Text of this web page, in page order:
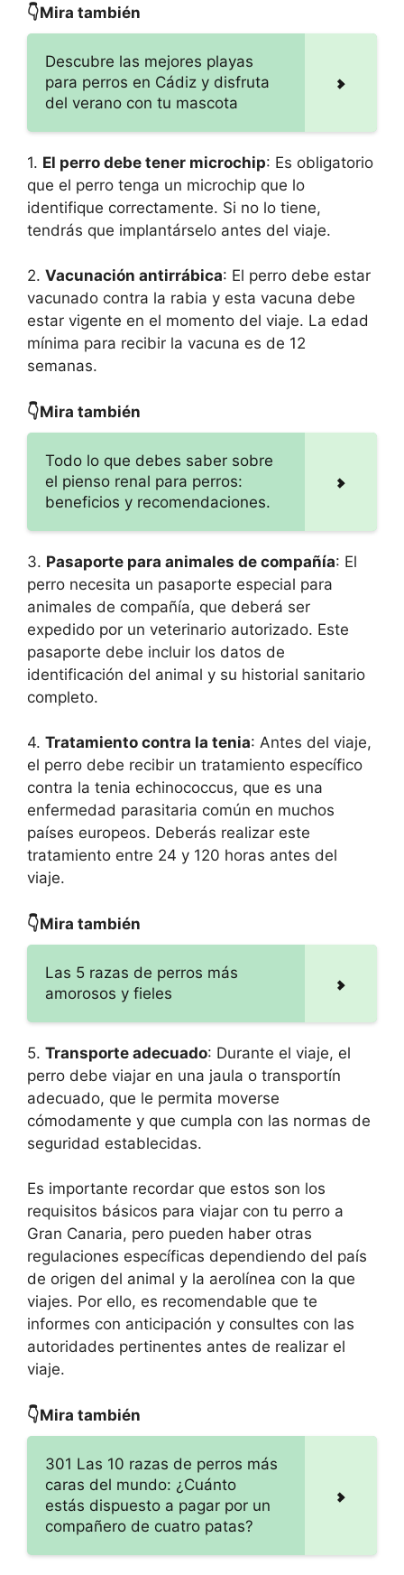
👇Mira también
Descubre las mejores playas
para perros en Cádiz y disfruta
del verano con tu mascota
1. El perro debe tener microchip: Es obligatorio
que el perro tenga un microchip que lo
identifique correctamente. Si no lo tiene,
tendrás que implantárselo antes del viaje.
2. Vacunación antirrábica: El perro debe estar
vacunado contra la rabia y esta vacuna debe
estar vigente en el momento del viaje. La edad
mínima para recibir la vacuna es de 12
semanas.
👇Mira también
Todo lo que debes saber sobre
el pienso renal para perros:
beneficios y recomendaciones.
3. Pasaporte para animales de compañía: El
perro necesita un pasaporte especial para
animales de compañía, que deberá ser
expedido por un veterinario autorizado. Este
pasaporte debe incluir los datos de
identificación del animal y su historial sanitario
completo.
4. Tratamiento contra la tenia: Antes del viaje,
el perro debe recibir un tratamiento específico
contra la tenia echinococcus, que es una
enfermedad parasitaria común en muchos
países europeos. Deberás realizar este
tratamiento entre 24 y 120 horas antes del
viaje.
👇Mira también
Las 5 razas de perros más
amorosos y fieles
5. Transporte adecuado: Durante el viaje, el
perro debe viajar en una jaula o transportín
adecuado, que le permita moverse
cómodamente y que cumpla con las normas de
seguridad establecidas.
Es importante recordar que estos son los
requisitos básicos para viajar con tu perro a
Gran Canaria, pero pueden haber otras
regulaciones específicas dependiendo del país
de origen del animal y la aerolínea con la que
viajes. Por ello, es recomendable que te
informes con anticipación y consultes con las
autoridades pertinentes antes de realizar el
viaje.
👇Mira también
301 Las 10 razas de perros más
caras del mundo: ¿Cuánto
estás dispuesto a pagar por un
compañero de cuatro patas?